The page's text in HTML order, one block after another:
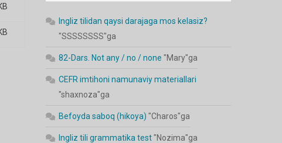
Ingliz tilidan qaysi darajaga mos kelasiz?
"SSSSSSSS"ga
82-Dars. Not any / no / none "Mary"ga
CEFR imtihoni namunaviy materiallari
"shaxnoza"ga
Befoyda saboq (hikoya) "Charos"ga
Ingliz tili grammatika test"Nozima"ga